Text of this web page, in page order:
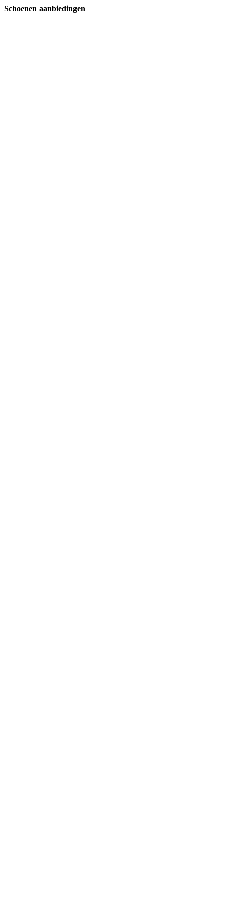
Schoenen aanbiedingen